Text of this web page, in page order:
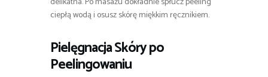
ciepłą wodą i osusz skórę miękkim ręcznikiem.
Pielęgnacja Skóry po
Peelingowaniu